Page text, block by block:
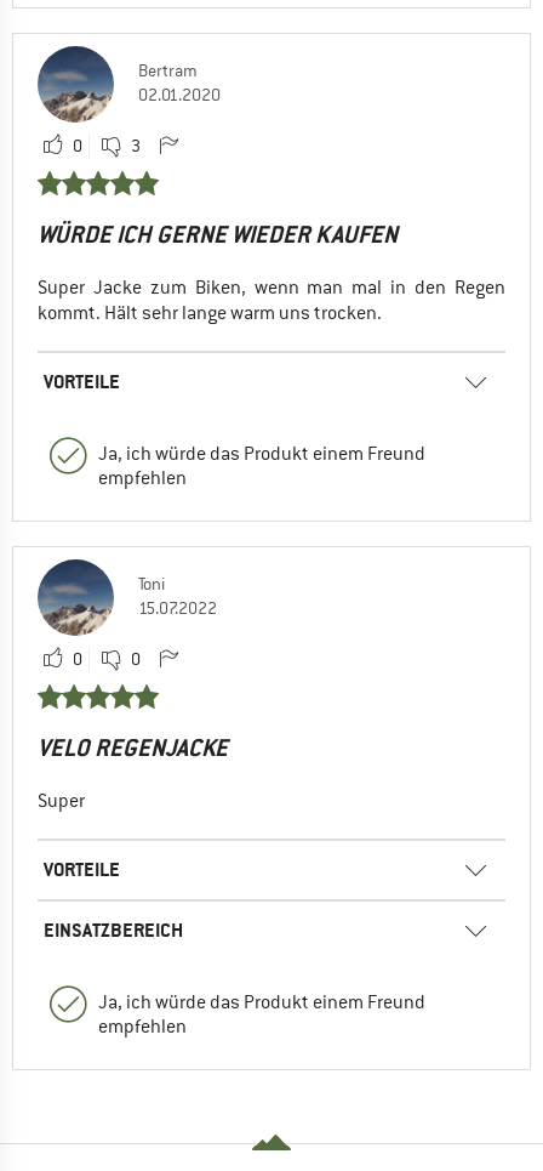
Bertram
02.01.2020
0 3
WÜRDE ICH GERNE WIEDER KAUFEN
Super Jacke zum Biken, wenn man mal in den Regen
kommt. Hält sehr lange warm uns trocken.
VORTEILE
Ja, ich würde das Produkt einem Freund
empfehlen
Toni
15.07.2022
0 0
VELO REGENJACKE
Super
VORTEILE
EINSATZBEREICH
Ja, ich würde das Produkt einem Freund
empfehlen